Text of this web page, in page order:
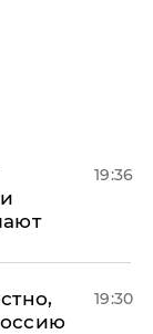
19:36
19:30